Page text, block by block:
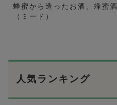
蜂蜜から造ったお酒、蜂蜜酒
（ミード）
人気ランキング